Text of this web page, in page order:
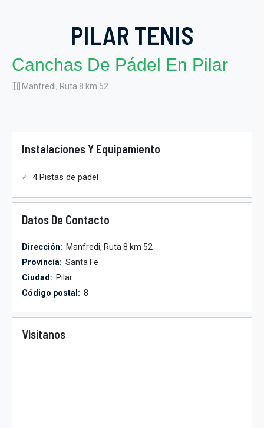
PILAR TENIS
Canchas De Pádel En Pilar
Manfredi, Ruta 8 km 52
Instalaciones Y Equipamiento
4 Pistas de pádel
Datos De Contacto
Dirección: Manfredi, Ruta 8 km 52
Provincia: Santa Fe
Ciudad: Pilar
Código postal: 8
Visítanos